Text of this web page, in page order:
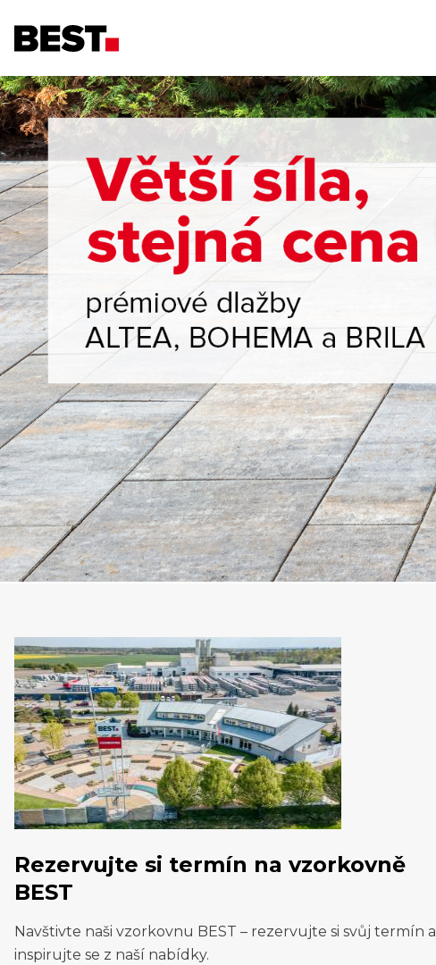
Rezervujte si termín na vzorkovně
BEST
Navštivte naši vzorkovnu BEST – rezervujte si svůj termín a
inspirujte se z naší nabídky.